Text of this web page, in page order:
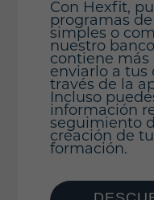
Con Hexfit,
programas
simples o
nuestro
contiene más
enviarlo a tus
través de la
Incluso
información
seguimiento
creación de
formación.